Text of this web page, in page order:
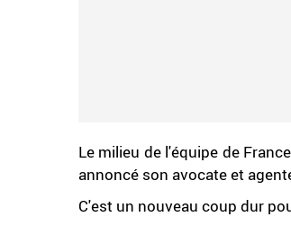
Le milieu de l'équipe de
annoncé son avocate et
C'est un nouveau coup dur